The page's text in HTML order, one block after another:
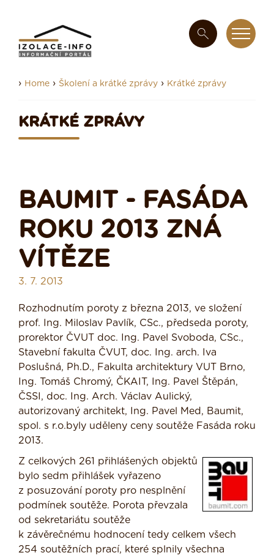
› Home › Školení a krátké zprávy › Krátké zprávy
KRÁTKÉ ZPRÁVY
BAUMIT - FASÁDA
ROKU 2013 ZNÁ
VÍTĚZE
3. 7. 2013
Rozhodnutím poroty z března 2013, ve složení
prof. Ing. Miloslav Pavlík, CSc., předseda poroty,
prorektor ČVUT doc. Ing. Pavel Svoboda, CSc.,
Stavební fakulta ČVUT, doc. Ing. arch. Iva
Poslušná, Ph.D., Fakulta architektury VUT Brno,
Ing. Tomáš Chromý, ČKAIT, Ing. Pavel Štěpán,
ČSSI, doc. Ing. Arch. Václav Aulický,
autorizovaný architekt, Ing. Pavel Med, Baumit,
spol. s r.o.byly uděleny ceny soutěže Fasáda roku
2013.
Z celkových 261 přihlášených objektů
bylo sedm přihlášek vyřazeno
z posuzování poroty pro nesplnění
podmínek soutěže. Porota převzala
od sekretariátu soutěže
k závěrečnému hodnocení tedy celkem všech
254 soutěžních prací, které splnily všechna